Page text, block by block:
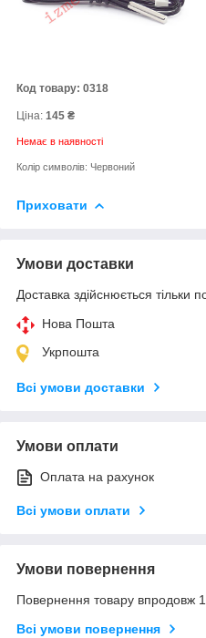
Код товару: 0318
Ціна: 145 ₴
Немає в наявності
Колір символів: Червоний
Приховати
Умови доставки
Доставка здійснюється тільки
Нова Пошта
Укрпошта
Всі умови доставки
Умови оплати
Оплата на рахунок
Всі умови оплати
Умови повернення
Повернення товару впродовж
Всі умови повернення